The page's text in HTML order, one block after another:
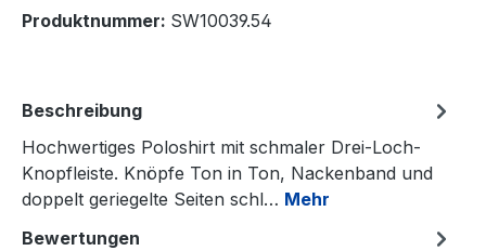
Produktnummer: SW10039.54
Beschreibung
Hochwertiges Poloshirt mit schmaler Drei-Loch-
Knopfleiste. Knöpfe Ton in Ton, Nackenband und
doppelt geriegelte Seiten schl… Mehr
Bewertungen